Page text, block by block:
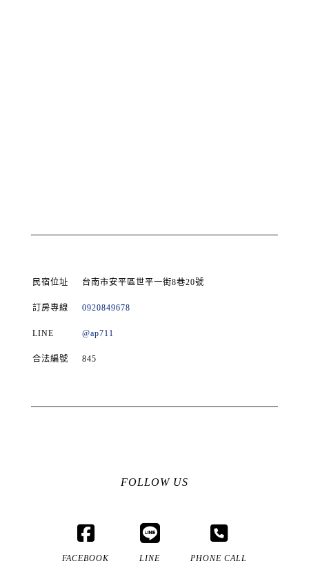
民宿位址 台南市安平區世平一街8巷20號
訂房專線 0920849678
LINE @ap711
合法編號 845
FOLLOW US
FACEBOOK LINE PHONE CALL